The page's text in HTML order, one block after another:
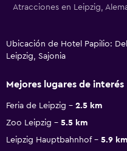
Atracciones en Leipzig,
Ubicación de Hotel Papilio:
Leipzig, Sajonia
Mejores lugares de interés
Feria de Leipzig
2.5 km
Zoo Leipzig
5.5 km
Leipzig Hauptbahnhof
5.9 km